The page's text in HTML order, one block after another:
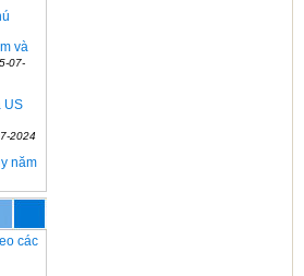
và
07-
US
2024
năm
các